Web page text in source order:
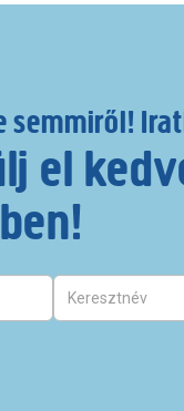
semmiről!
el